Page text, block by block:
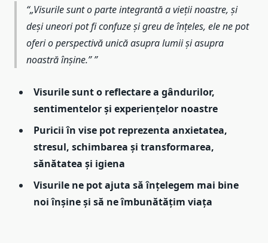
„Visurile sunt o parte integrantă a vieții noastre, și
deși uneori pot fi confuze și greu de înțeles, ele ne pot
oferi o perspectivă unică asupra lumii și asupra
noastră înșine.”
Visurile sunt o reflectare a gândurilor,
sentimentelor și experiențelor noastre
Puricii în vise pot reprezenta anxietatea,
stresul, schimbarea și transformarea,
sănătatea și igiena
Visurile ne pot ajuta să înțelegem mai bine
noi înșine și să ne îmbunătățim viața